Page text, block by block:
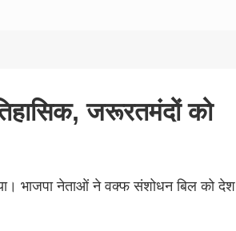
जरूरतमंदों को
भाजपा नेताओं ने वक्फ संशोधन बिल को देश